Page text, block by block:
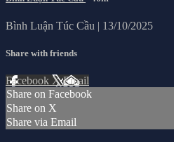
Bình Luận Túc Cầu | 13/10/2025
Share with friends
Facebook XEmail
Share on Facebook
Share on X
Share via Email